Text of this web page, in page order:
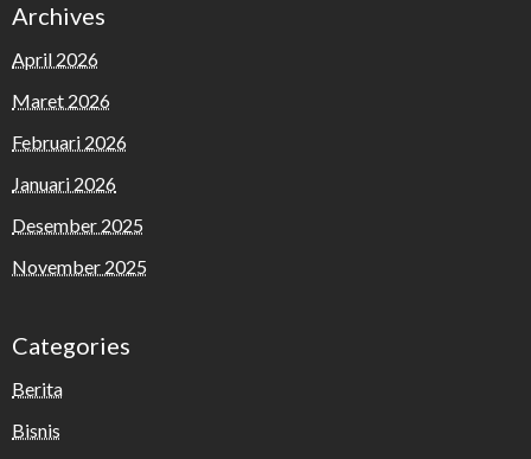
Archives
April 2026
Maret 2026
Februari 2026
Januari 2026
Desember 2025
November 2025
Categories
Berita
Bisnis